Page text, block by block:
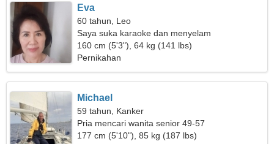
Eva
60 tahun, Leo
Saya suka karaoke dan menyelam
160 cm (5'3"), 64 kg (141 lbs)
Pernikahan
Michael
59 tahun, Kanker
Pria mencari wanita senior 49-57
177 cm (5'10"), 85 kg (187 lbs)